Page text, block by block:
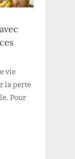
vie
la perte
Pour